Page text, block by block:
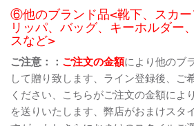
⑥他のブランド品<靴下、スカー
リッパ、バッグ、キーホルダー
スなど>
ご注意：： ご注文の金額により他のブ
して贈り致します、ライン登録後、ご
ください、こちらがご注文の金額によ
を送りいたします、弊店がおまけスタ